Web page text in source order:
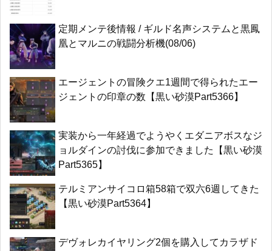
定期メンテ後情報 / ギルド名声システムと黒鳳
凰とマルニの戦闘分析機(08/06)
エージェントの冒険クエ1週間で得られたエー
ジェントの印章の数【黒い砂漠Part5366】
実装から一年経過でようやくエダニアボスなジ
ョルダインの討伐に参加できました【黒い砂漠
Part5365】
テルミアンサイコロ箱58箱で双六6週してきた
【黒い砂漠Part5364】
デヴォレカイヤリング2個を購入してカラザド